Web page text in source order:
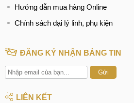
Hướng dẫn mua hàng Online
Chính sách đại lý linh, phụ kiện
ĐĂNG KÝ NHẬN BẢNG TIN
Gửi
LIÊN KẾT